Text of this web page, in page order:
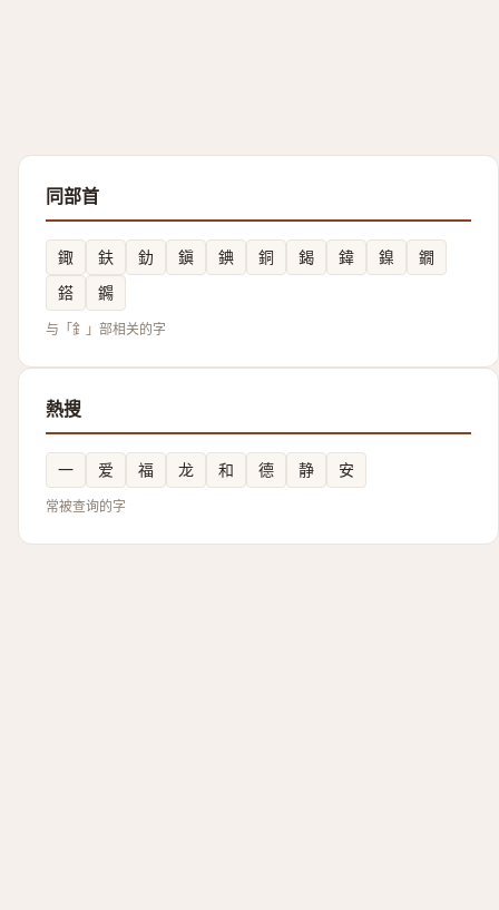
同部首
鋷 鈇 釛 鎭 錪 銅 鍻 鍏 鎳
鐗
鎝
鐊
与「釒」部相关的字
熱搜
一 爱 福 龙 和 德 静 安
常被查询的字